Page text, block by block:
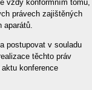
vždy konformním tomu,
právech zajištěných
postupovat v souladu
těchto práv
konference